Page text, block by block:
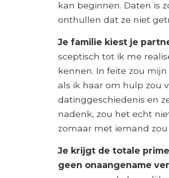
kan beginnen. Daten is
onthullen dat ze niet
Je familie kiest je
sceptisch tot ik me
kennen. In feite zou
als ik haar om hulp zou
datinggeschiedenis en
nadenk, zou het echt
zomaar met iemand
Je krijgt de totale
geen onaangename